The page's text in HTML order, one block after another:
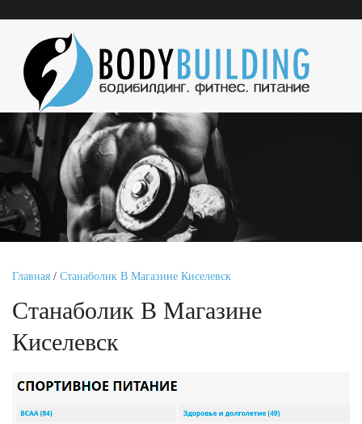
Главная / Станаболик В Магазине Киселевск
Станаболик В Магазине
Киселевск